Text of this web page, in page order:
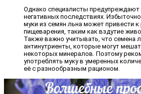
Однако специалисты
негативных последствиях.
муки из семян льна может привести
пищеварения, таким как вздутие
Также важно учитывать, что семена
антинутриенты, которые могут
некоторых минералов. Поэтому
употреблять муку в умеренных
её с разнообразным рационом.